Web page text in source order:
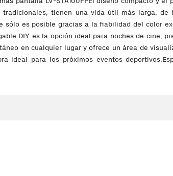
tienen una vida útil más larga,
es posible gracias a la fiabilidad del color
DIY es la opción ideal para noches de cine,
en cualquier lugar y ofrece un área de
para los próximos eventos
trapezoidal (keystone): ± 15 grados